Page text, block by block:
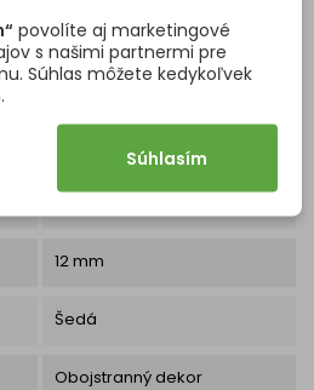
12 mm
Šedá
Obojstranný dekor
povolíte aj marketingové
s našimi partnermi pre
Súhlas môžete kedykoľvek
Súhlasím